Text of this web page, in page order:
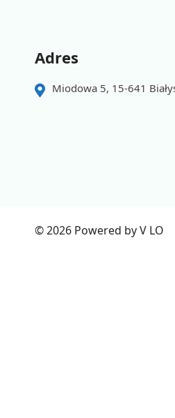
Adres
Miodowa 5, 15-641
© 2026 Powered by V LO